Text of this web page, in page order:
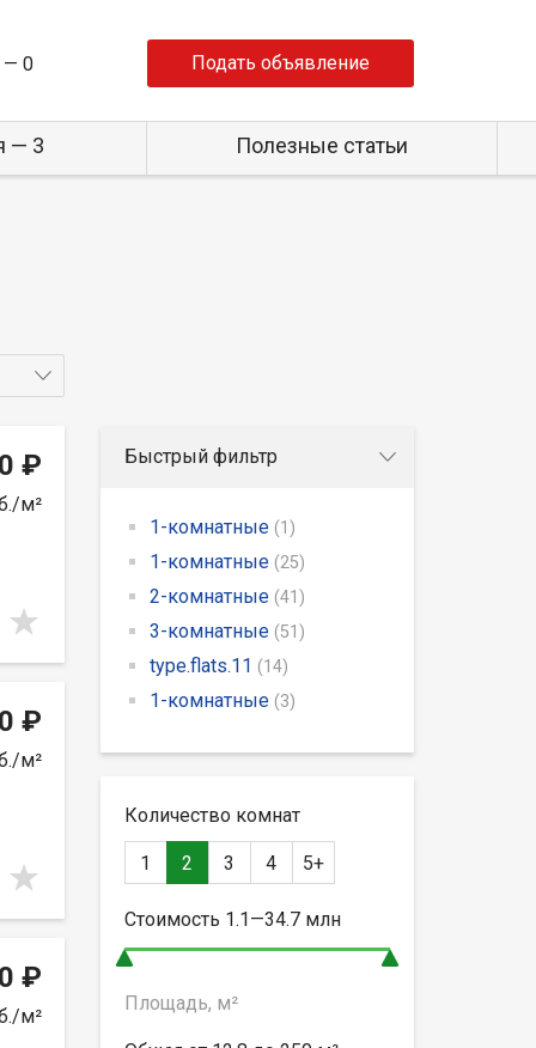
— 0 Подать объявление
— 3 Полезные статьи
₽
м²
₽
м²
₽
м²
Быстрый фильтр
1-комнатные (1)
1-комнатные (25)
2-комнатные (41)
3-комнатные (51)
type.flats.11 (14)
1-комнатные (3)
Количество комнат
1 2 3 4 5+
Стоимость 1.1—34.7млн
Площадь, м²